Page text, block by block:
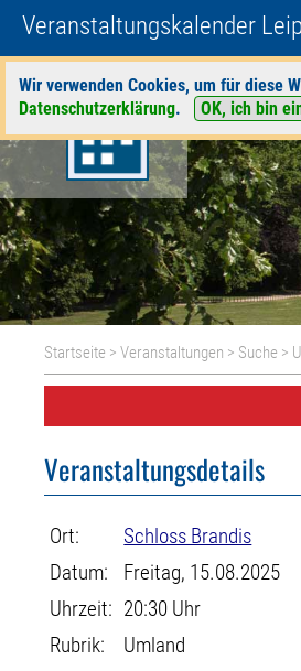
Veranstaltungskalender
Wir verwenden Cookies, um für diese
Datenschutzerklärung. OK, ich bin
Startseite >Veranstaltungen > Suche >
Veranstaltungsdetails
Ort:
Schloss Brandis
Datum:
Freitag, 15.08.2025
Uhrzeit: 20:30 Uhr
Rubrik:
Umland